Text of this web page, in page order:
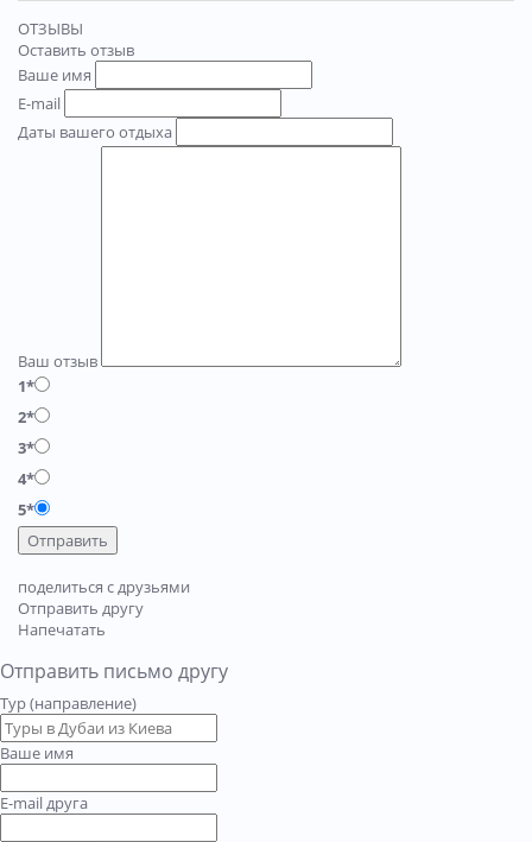
ОТЗЫВЫ
Оставить отзыв
Ваше имя
E-mail
Даты вашего отдыха
Ваш отзыв
1*
2*
3*
4*
5*
Отправить
поделиться с друзьями
Отправить другу
Напечатать
Отправить письмо другу
Тур (направление)
Ваше имя
E-mail друга